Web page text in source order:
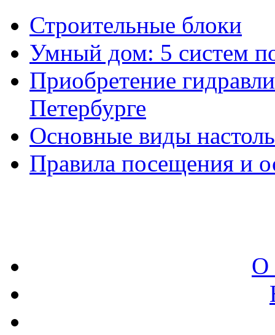
Строительные блоки
Умный дом: 5 систем
Приобретение
Петербурге
Основные виды
Правила посещения и
О